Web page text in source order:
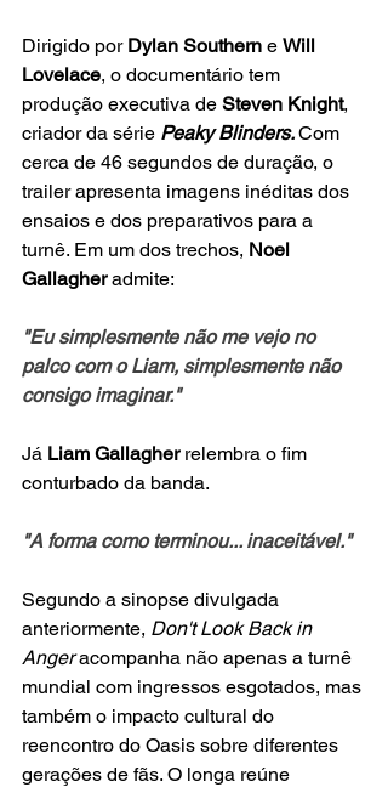
Dirigido por Dylan Southern e Will
Lovelace, o documentário tem
produção executiva de Steven Knight,
criador da série Peaky Blinders. Com
cerca de 46 segundos de duração, o
trailer apresenta imagens inéditas dos
ensaios e dos preparativos para a
turnê. Em um dos trechos, Noel
Gallagher admite:
"Eu simplesmente não me vejo no
palco com o Liam, simplesmente não
consigo imaginar."
Já Liam Gallagher relembra o fim
conturbado da banda.
"A forma como terminou... inaceitável."
Segundo a sinopse divulgada
anteriormente, Don't Look Back in
Anger acompanha não apenas a turnê
mundial com ingressos esgotados, mas
também o impacto cultural do
reencontro do Oasis sobre diferentes
gerações de fãs. O longa reúne